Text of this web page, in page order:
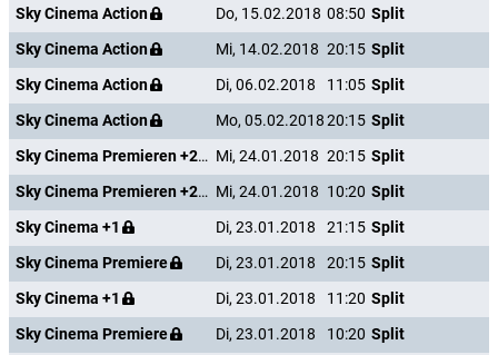
Sky Cinema Action
Do, 15.02.2018 08:50 Split
Sky Cinema Action
Mi, 14.02.2018 20:15 Split
Sky Cinema Action
Di, 06.02.2018 11:05 Split
Sky Cinema Action
Mo, 05.02.201820:15 Split
Sky Cinema Premieren +24 Mi, 24.01.2018 20:15 Split
Sky Cinema Premieren +24 Mi, 24.01.2018 10:20 Split
Sky Cinema +1
Di, 23.01.2018 21:15 Split
Sky Cinema Premiere
Di, 23.01.2018 20:15 Split
Sky Cinema +1
Di, 23.01.2018 11:20 Split
Sky Cinema Premiere
Di, 23.01.2018 10:20 Split